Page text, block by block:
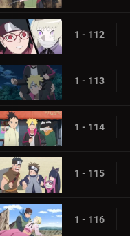
1 - 112
1 - 113
1 - 114
1 - 115
1 - 116